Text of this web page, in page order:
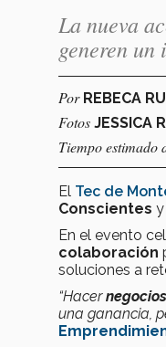
La nueva
generen
Por REBECA
Fotos JESSICA
Tiempo estimado
El Tec de
Conscientes
En el evento
colaboración
soluciones a
“Hacer
una ganancia,